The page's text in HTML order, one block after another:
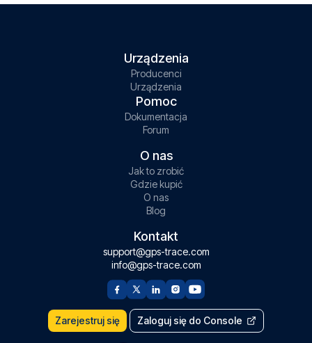
Urządzenia
Producenci
Urządzenia
Pomoc
Dokumentacja
Forum
O nas
Jak to zrobić
Gdzie kupić
O nas
Blog
Kontakt
support@gps-trace.com
info@gps-trace.com
Zarejestruj się Zaloguj się do Console